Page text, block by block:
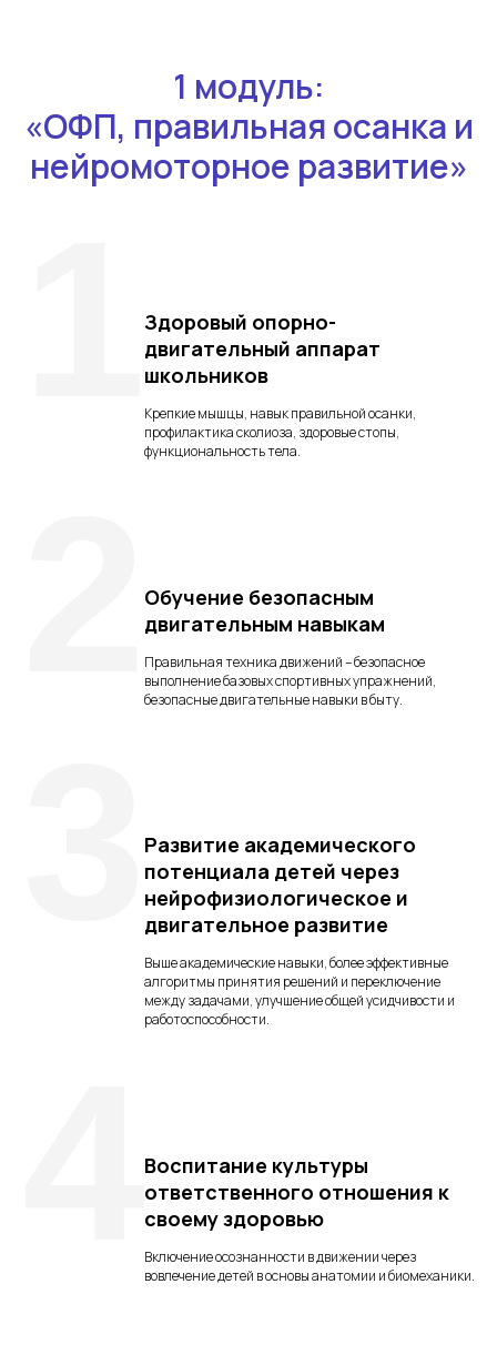
1 модуль:
«ОФП, правильная осанка и
нейромоторное развитие»
Здоровый опорно-
двигательный аппарат
школьников
Крепкие мышцы, навык правильной осанки,
профилактика сколиоза, здоровые стопы,
функциональность тела.
1
Обучение безопасным
двигательным навыкам
Правильная техника движений – безопасное
выполнение базовых спортивных упражнений,
безопасные двигательные навыки в быту.
Развитие академического
потенциала детей через
нейрофизиологическое и
двигательное развитие
Выше академические навыки, более эффективные
алгоритмы принятия решений и переключение
между задачами, улучшение общей усидчивости и
работоспособности.
Воспитание культуры
ответственного отношения к
своему здоровью
Включение осознанности в движении через
вовлечение детей в основы анатомии и биомеханики.